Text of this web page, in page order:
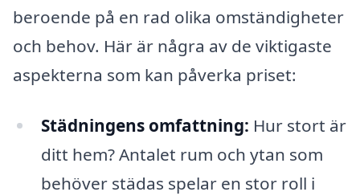
beroende på en rad olika omständigheter
och behov. Här är några av de viktigaste
aspekterna som kan påverka priset:
Städningens omfattning: Hur stort är
ditt hem? Antalet rum och ytan som
behöver städas spelar en stor roll i